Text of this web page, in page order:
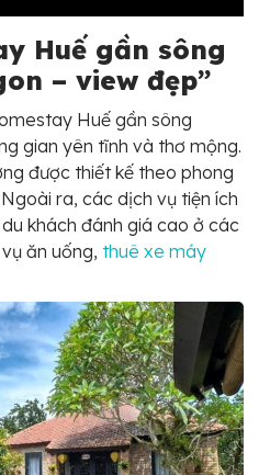
Huế gần sông
– view đẹp”
Huế gần sông
gian yên tĩnh và thơ mộng.
được thiết kế theo phong
ra, các dịch vụ tiện ích
khách đánh giá cao ở các
ăn uống, thuê xe máy